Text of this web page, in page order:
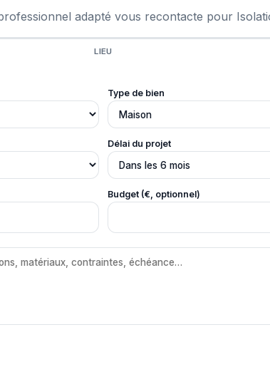
adapté vous recontacte pour
LIEU
Type de bien
Délai du projet
Budget (€, optionnel)